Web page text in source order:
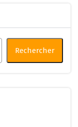
Rechercher